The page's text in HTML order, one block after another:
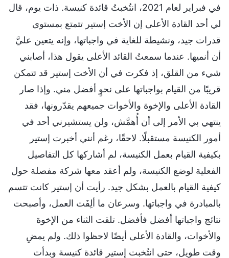
في فبراير لعام 2021، انتُخبتُ قائدة كنيسة. ذات يوم، قال
لي أحد القادة الأعلى إن الأخت إستير تتمتع بمستوى
قدرات جيد، ونشيطة للغاية في واجباتها، وإنه يتعين عليَّ
أن أنميها. عندما سمعتُ القائد الأعلى يقول هذا، أصابني
شيء من القلق، إذ فكرت في أن الأخت إستير قد تتمكن
قريبًا من القيام بواجباتها على نحوٍ أفضل مني. وإذا صار
القادة الأعلى والإخوة والأخوات جميعهم يقدّرونها، فقد
ينتهي بي الأمر إلى أن أُهمَّش، ولن يستشيرني أحد في
أمور الكنيسة مستقبلًا. لاحقًا، رغم أنني أخبرت إستير
بكيفية القيام بعمل الكنيسة، لم أشاركها كل التفاصيل
الفعلية لوضع الكنيسة، ولم أعقد معها شركة مفصلة حول
كيفية القيام بالعمل بشكل جيد. رأيت أن إستير كانت تتسم
بالمبادرة في واجباتها. وسرعان ما ألِفَت العمل، وأصبحت
نتائج واجباتها أفضل فأفضل. تلقت الثناء من الإخوة
والأخوات، والقادة الأعلى أيضًا لاحظوا ذلك. ولم يمضِ
وقت طويل، حتى انتُخبت إستير قائدة كنيسة وبدأت